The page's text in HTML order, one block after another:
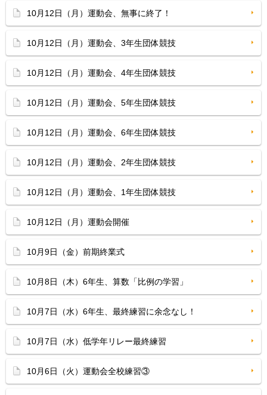
10月12日（月）運動会、無事に終了！
10月12日（月）運動会、3年生団体競技
10月12日（月）運動会、4年生団体競技
10月12日（月）運動会、5年生団体競技
10月12日（月）運動会、6年生団体競技
10月12日（月）運動会、2年生団体競技
10月12日（月）運動会、1年生団体競技
10月12日（月）運動会開催
10月9日（金）前期終業式
10月8日（木）6年生、算数「比例の学習」
10月7日（水）6年生、最終練習に余念なし！
10月7日（水）低学年リレー最終練習
10月6日（火）運動会全校練習③